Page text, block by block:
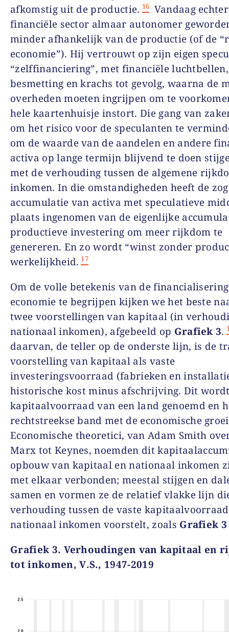
afkomstig uit de productie. 16 Vandaag
financiële sector almaar autonomer
minder afhankelijk van de productie (of de
economie”). Hij vertrouwt op zijn eigen
“zelffinanciering”, met financiële luchtbellen,
besmetting en krachs tot gevolg, waarna de
overheden moeten ingrijpen om te
hele kaartenhuisje instort. Die gang van
om het risico voor de speculanten te
om de waarde van de aandelen en andere
activa op lange termijn blijvend te doen
met deverhouding tussen de algemene
inkomen. In die omstandigheden heeft de
accumulatie van activa met speculatieve
plaats ingenomen van de eigenlijke
productieve investering om meer rijkdom te
genereren. En zo wordt “winst zonder
werkelijkheid. 17
Om de volle betekenis van de
economie te begrijpen kijken we het beste
twee voorstellingen van kapitaal (in
nationaal inkomen), afgebeeld op Grafiek 3.
daarvan, de teller op de onderste lijn, is de
voorstelling van kapitaal als vaste
investeringsvoorraad (fabrieken en
historische kost minus afschrijving. Dit
kapitaalvoorraad van een land genoemd en
rechtstreekse band met de economische
Economische theoretici, van Adam Smith
Marx tot Keynes,noemden dit
opbouw van kapitaal en nationaal inkomen
met elkaar verbonden; meestal stijgen en
samen en vormen ze de relatief vlakke lijn
verhouding tussen de vaste
nationaal inkomen voorstelt, zoals Grafiek 3
Grafiek 3. Verhoudingen van kapitaal en
tot inkomen,V.S., 1947-2019